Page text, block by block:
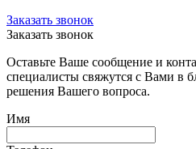
Заказать звонок
Заказать звонок
Оставьте Ваше сообщение и
специалисты свяжутся с Вами в
решения Вашего вопроса.
Имя